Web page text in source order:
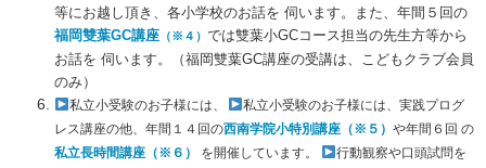
等にお越し頂き、各小学校のお話を 伺います。また、年間５回の
福岡雙葉GC講座 （※４） では雙葉小GCコース担当の先生方等から
お話を 伺います。（福岡雙葉GC講座の受講は、こどもクラブ会員
のみ）
私立小受験のお子様には、
私立小受験のお子様には、実践プログ
レス講座の他、年間１４回の西南学院小特別講座（※５） や年間６回 の
私立長時間講座（※６）
を開催しています。
行動観察や口頭試問を